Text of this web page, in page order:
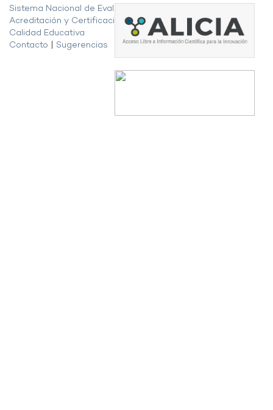
Sistema Nacional de Evaluación,
Acreditación y Certificación de la
Calidad Educativa
Contacto
Sugerencias